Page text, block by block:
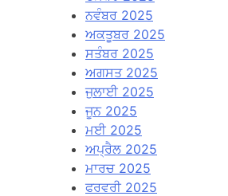
ਨਵੰਬਰ 2025
ਅਕਤੂਬਰ 2025
ਸਤੰਬਰ 2025
ਅਗਸਤ 2025
ਜੁਲਾਈ 2025
ਜੂਨ 2025
ਮਈ 2025
ਅਪ੍ਰੈਲ 2025
ਮਾਰਚ 2025
ਫਰਵਰੀ 2025